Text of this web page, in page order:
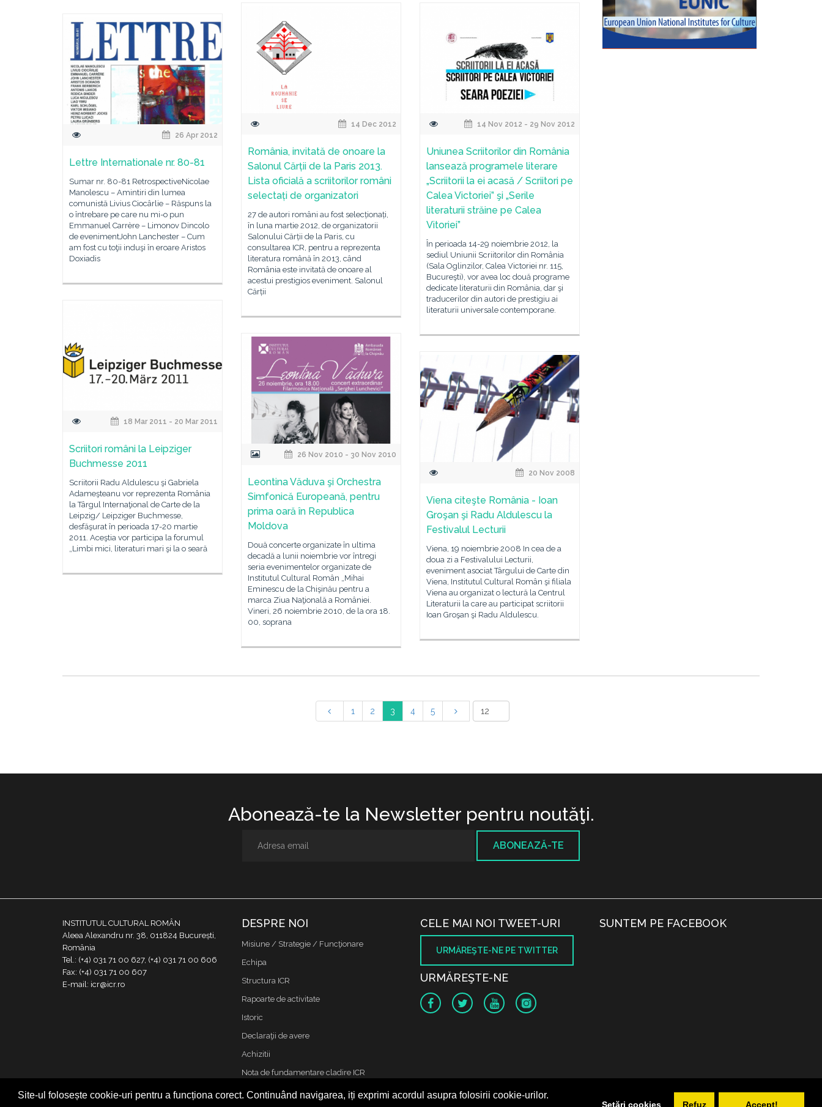
Site-ul folosește cookie-uri pentru a funcționa corect. Continuând navigarea, iți exprimi acordul asupra folosirii cookie-urilor.
Setări cookies Refuz Accept!
14 Dec 2012
România, invitată de onoare la
Salonul Cărții de la Paris 2013.
Lista oficială a scriitorilor români
selectați de organizatori
27 de autori români au fost selecționați,
în luna martie 2012, de organizatorii
Salonului Cărții de la Paris, cu
consultarea ICR, pentru a reprezenta
literatura română în 2013, când
România este invitată de onoare al
acestui prestigios eveniment. Salonul
Cărții
14 Nov 2012 - 29 Nov 2012
Uniunea Scriitorilor din România
lansează programele literare
„Scriitorii la ei acasă / Scriitori pe
Calea Victoriei” şi „Serile
literaturii străine pe Calea
Vitoriei”
În perioada 14-29 noiembrie 2012, la
sediul Uniunii Scriitorilor din România
(Sala Oglinzilor, Calea Victoriei nr. 115,
Bucureşti), vor avea loc două programe
dedicate literaturii din România, dar şi
traducerilor din autori de prestigiu ai
literaturii universale contemporane.
26 Apr 2012
Lettre Internationale nr. 80-81
Sumar nr. 80-81 RetrospectiveNicolae
Manolescu – Amintiri din lumea
comunistă Livius Ciocârlie – Răspuns la
o întrebare pe care nu mi-o pun
Emmanuel Carrère – Limonov Dincolo
de evenimentJohn Lanchester – Cum
am fost cu toţii induşi în eroare Aristos
Doxiadis
18 Mar 2011 - 20 Mar 2011
Scriitori români la Leipziger
Buchmesse 2011
Scriitorii Radu Aldulescu şi Gabriela
Adameşteanu vor reprezenta România
la Târgul Internaţional de Carte de la
Leipzig/ Leipziger Buchmesse,
desfăşurat în perioada 17-20 martie
2011. Aceştia vor participa la forumul
„Limbi mici, literaturi mari şi la o seară
26 Nov 2010 - 30 Nov 2010
Leontina Văduva şi Orchestra
Simfonică Europeană, pentru
prima oară în Republica
Moldova
Două concerte organizate în ultima
decadă a lunii noiembrie vor întregi
seria evenimentelor organizate de
Institutul Cultural Român „Mihai
Eminescu de la Chişinău pentru a
marca Ziua Naţională a României.
Vineri, 26 noiembrie 2010, de la ora 18.
00, soprana
20 Nov 2008
Viena citeşte România - Ioan
Groşan şi Radu Aldulescu la
Festivalul Lecturii
Viena, 19 noiembrie 2008 In cea de a
doua zi a Festivalului Lecturii,
eveniment asociat Târgului de Carte din
Viena, Institutul Cultural Român şi filiala
Viena au organizat o lectură la Centrul
Literaturii la care au participat scriitorii
Ioan Groşan şi Radu Aldulescu.
1 2 3 4 5
Abonează-te la Newsletter pentru noutăţi.
ABONEAZĂ-TE
INSTITUTUL CULTURAL ROMÂN
Aleea Alexandru nr. 38, 011824 București,
România
Tel.: (+4) 031 71 00 627, (+4) 031 71 00 606
Fax: (+4) 031 71 00 607
E-mail: icr@icr.ro
DESPRE NOI
Misiune / Strategie / Funcţionare
Echipa
Structura ICR
Rapoarte de activitate
Istoric
Declaraţii de avere
Achizitii
Nota de fundamentare cladire ICR
Contact
CELE MAI NOI TWEET-URI
URMĂREŞTE-NE PE TWITTER
URMĂREŞTE-NE
SUNTEM PE FACEBOOK